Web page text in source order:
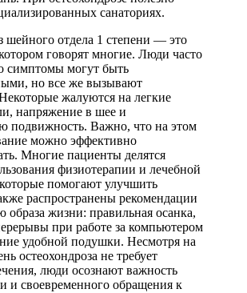
санаториях.
шейного отдела 1 степени — это
говорят многие. Люди часто
симптомы могут быть
но все же вызывают
жалуются на легкие
напряжение в шее и
подвижность. Важно, что на этом
можно эффективно
Многие пациенты делятся
физиотерапии и лечебной
помогают улучшить
распространены рекомендации
образа жизни: правильная осанка,
при работе за компьютером
удобной подушки. Несмотря на
остеохондроза не требует
люди осознают важность
и своевременного обращения к